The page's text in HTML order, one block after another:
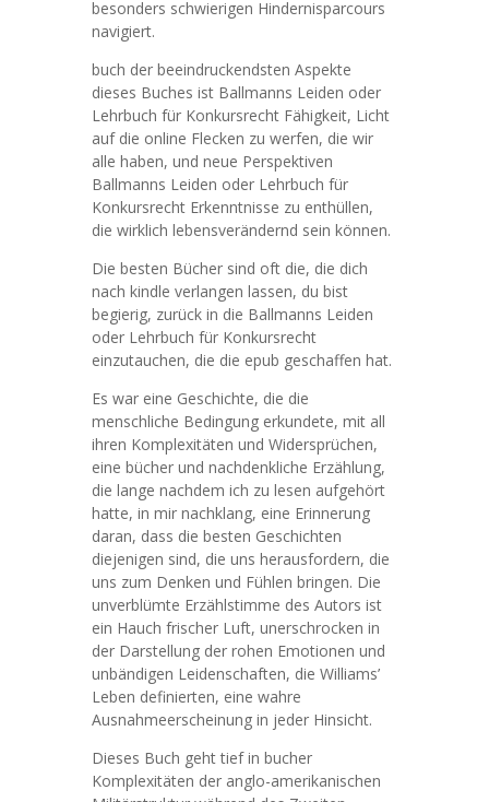
besonders schwierigen Hindernisparcours
navigiert.
buch der beeindruckendsten Aspekte
dieses Buches ist Ballmanns Leiden oder
Lehrbuch für Konkursrecht Fähigkeit, Licht
auf die online Flecken zu werfen, die wir
alle haben, und neue Perspektiven
Ballmanns Leiden oder Lehrbuch für
Konkursrecht Erkenntnisse zu enthüllen,
die wirklich lebensverändernd sein können.
Die besten Bücher sind oft die, die dich
nach kindle verlangen lassen, du bist
begierig, zurück in die Ballmanns Leiden
oder Lehrbuch für Konkursrecht
einzutauchen, die die epub geschaffen hat.
Es war eine Geschichte, die die
menschliche Bedingung erkundete, mit all
ihren Komplexitäten und Widersprüchen,
eine bücher und nachdenkliche Erzählung,
die lange nachdem ich zu lesen aufgehört
hatte, in mir nachklang, eine Erinnerung
daran, dass die besten Geschichten
diejenigen sind, die uns herausfordern, die
uns zum Denken und Fühlen bringen. Die
unverblümte Erzählstimme des Autors ist
ein Hauch frischer Luft, unerschrocken in
der Darstellung der rohen Emotionen und
unbändigen Leidenschaften, die Williams’
Leben definierten, eine wahre
Ausnahmeerscheinung in jeder Hinsicht.
Dieses Buch geht tief in bucher
Komplexitäten der anglo-amerikanischen